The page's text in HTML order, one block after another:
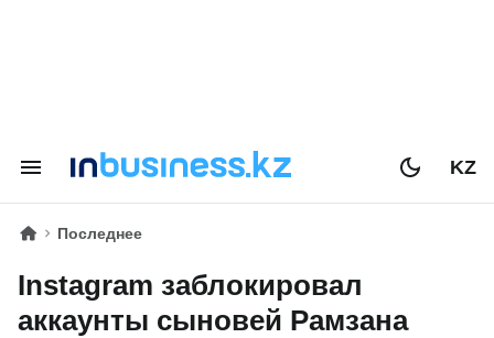
KZ
Последнее
Instagram заблокировал
аккаунты сыновей Рамзана